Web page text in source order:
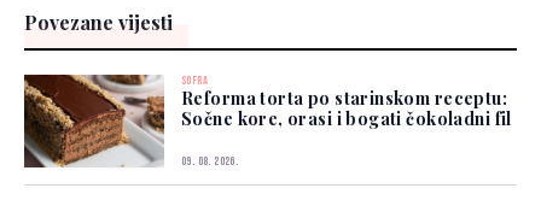
Povezane vijesti
SOFRA
Reforma torta po starinskom receptu:
Sočne kore, orasi i bogati čokoladni fil
09. 08. 2026.